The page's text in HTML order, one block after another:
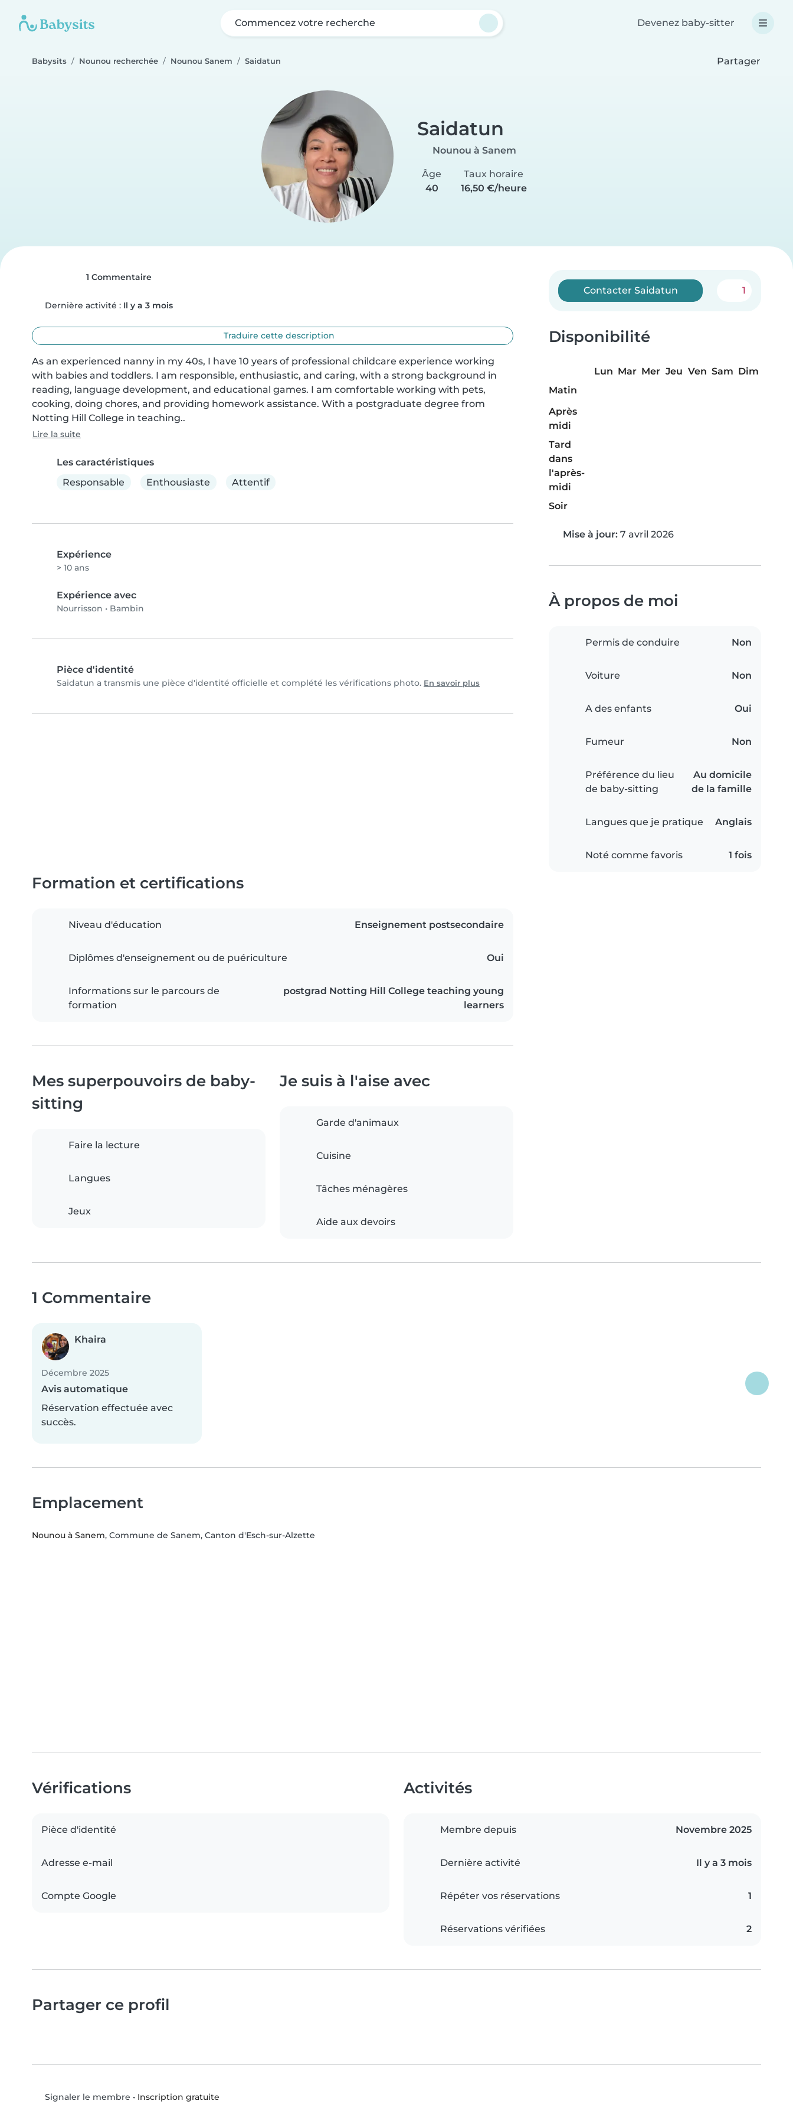
Commencez votre recherche Devenez baby-sitter
Babysits Nounou recherchée Nounou Sanem Saidatun Partager
Saidatun
Nounou à Sanem
Âge
40
Taux horaire
16,50 €/heure
1 Commentaire
Dernière activité : Il y a 3 mois
Traduire cette description
As an experienced nanny in my 40s, I have 10 years of professional childcare experience working
with babies and toddlers. I am responsible, enthusiastic, and caring, with a strong background in
reading, language development, and educational games. I am comfortable working with pets,
cooking, doing chores, and providing homework assistance. With a postgraduate degree from
Notting Hill College in teaching..
Lire la suite
Les caractéristiques
Responsable
Enthousiaste Attentif
Expérience
> 10 ans
Expérience avec
Nourrisson • Bambin
Pièce d'identité
Saidatun a transmis une pièce d'identité officielle et complété les vérifications photo. En savoir plus
Contacter Saidatun 1
Disponibilité
Lun Mar Mer Jeu Ven Sam Dim
Matin
Après
midi
Tard
dans
l'après-
midi
Soir
Mise à jour: 7 avril 2026
À propos de moi
Permis de conduire Non
Voiture Non
A des enfants Oui
Fumeur Non
Préférence du lieu
de baby-sitting
Au domicile
de la famille
Langues que je pratique Anglais
Noté comme favoris 1 fois
Formation et certifications
Niveau d'éducation Enseignement postsecondaire
Diplômes d'enseignement ou de puériculture Oui
Informations sur le parcours de
formation
postgrad Notting Hill College teaching young
learners
Mes superpouvoirs de baby-
sitting
Faire la lecture
Langues
Jeux
Je suis à l'aise avec
Garde d'animaux
Cuisine
Tâches ménagères
Aide aux devoirs
1 Commentaire
Khaira
Décembre 2025
Avis automatique
Réservation effectuée avec
succès.
Emplacement
Nounou à Sanem, Commune de Sanem, Canton d'Esch-sur-Alzette
Vérifications
Pièce d'identité
Adresse e-mail
Compte Google
Activités
Membre depuis Novembre 2025
Dernière activité Il y a 3 mois
Répéter vos réservations 1
Réservations vérifiées 2
Partager ce profil
Signaler le membre • Inscription gratuite